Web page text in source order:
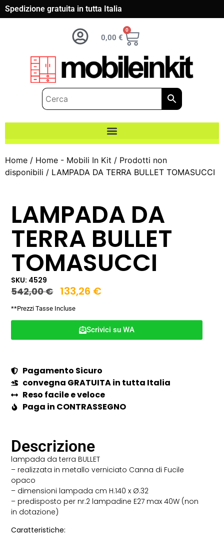
Spedizione gratuita in tutta Italia
0,00 €
0
Home / Home - Mobili In Kit / Prodotti non
disponibili / LAMPADA DA TERRA BULLET TOMASUCCI
LAMPADA DA
TERRA BULLET
TOMASUCCI
SKU: 4529
542,00€ 133,26 €
**Prezzi Tasse Incluse
Scrivici su WA
Pagamento Sicuro
convegna GRATUITA in tutta Italia
Reso facile e veloce
Paga in CONTRASSEGNO
Descrizione
lampada da terra BULLET
– realizzata in metallo verniciato Canna di Fucile
opaco
– dimensioni lampada cm H.140 x Ø.32
– predisposto per nr.2 lampadine E27 max 40W (non
in dotazione)
Caratteristiche: